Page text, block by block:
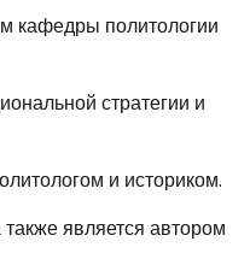
кафедры политологии
стратегии и
и историком.
является автором